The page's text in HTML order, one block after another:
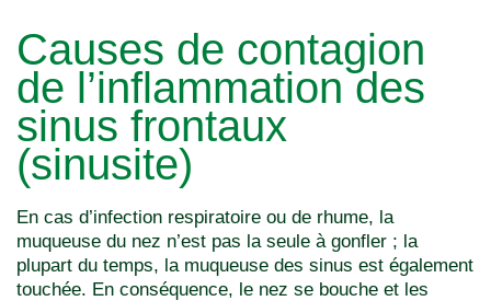
Causes de contagion
de l’inflammation des
sinus frontaux
(sinusite)
En cas d’infection respiratoire ou de rhume, la
muqueuse du nez n’est pas la seule à gonfler ; la
plupart du temps, la muqueuse des sinus est également
touchée. En conséquence, le nez se bouche et les